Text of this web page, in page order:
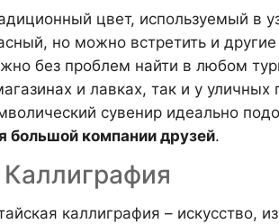
цвет, используемый в
но можно встретить и
без проблем найти в любом
и лавках, так и у уличных
сувенир идеально
большой компании друзей.
Каллиграфия
каллиграфия – искусство,